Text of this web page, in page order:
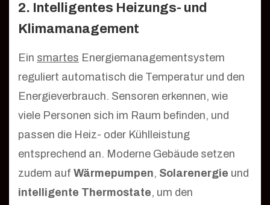
2. Intelligentes Heizungs- und
Klimamanagement
Ein smartes Energiemanagementsystem
reguliert automatisch die Temperatur und den
Energieverbrauch. Sensoren erkennen, wie
viele Personen sich im Raum befinden, und
passen die Heiz- oder Kühlleistung
entsprechend an. Moderne Gebäude setzen
zudem auf Wärmepumpen, Solarenergie und
intelligente Thermostate, um den